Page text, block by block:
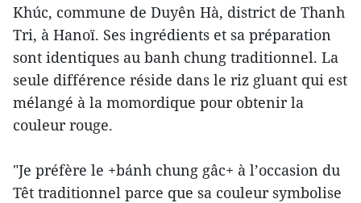
Khúc, commune de Duyên Hà, district de Thanh
Tri, à Hanoï. Ses ingrédients et sa préparation
sont identiques au banh chung traditionnel. La
seule différence réside dans le riz gluant qui est
mélangé à la momordique pour obtenir la
couleur rouge.
"Je préfère le +bánh chung gâc+ à l’occasion du
Têt traditionnel parce que sa couleur symbolise